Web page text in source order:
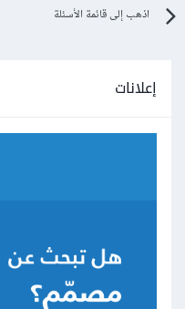
اذهب إلى قائمة الأسئلة
إعلانات